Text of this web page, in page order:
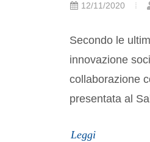
12/11/2020
Secondo le
innovazione
collaborazione
presentata al
Leggi